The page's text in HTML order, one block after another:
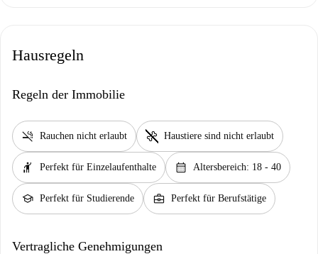
Hausregeln
Regeln der Immobilie
smoke_free Rauchen nicht erlaubt pet_supplies Haustiere sind nicht erlaubt
hail Perfekt für Einzelaufenthalte calendar_month Altersbereich: 18 - 40
school Perfekt für Studierende business_center Perfekt für Berufstätige
Vertragliche Genehmigungen